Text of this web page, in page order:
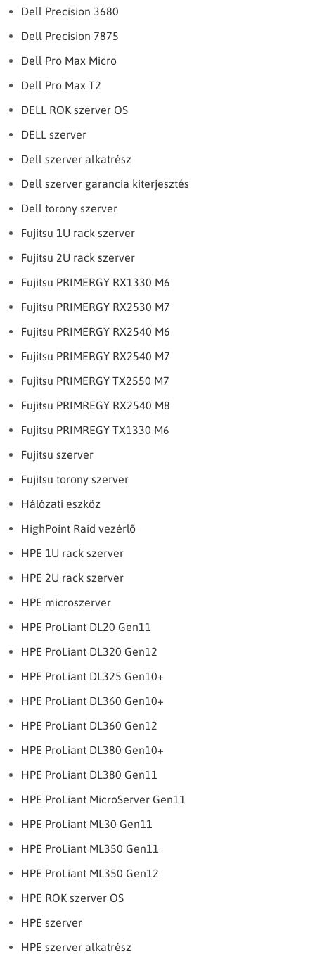
Dell Precision 3680
Dell Precision 7875
Dell Pro Max Micro
Dell Pro Max T2
DELL ROK szerver OS
DELL szerver
Dell szerver alkatrész
Dell szerver garancia kiterjesztés
Dell torony szerver
Fujitsu 1U rack szerver
Fujitsu 2U rack szerver
Fujitsu PRIMERGY RX1330 M6
Fujitsu PRIMERGY RX2530 M7
Fujitsu PRIMERGY RX2540 M6
Fujitsu PRIMERGY RX2540 M7
Fujitsu PRIMERGY TX2550 M7
Fujitsu PRIMREGY RX2540 M8
Fujitsu PRIMREGY TX1330 M6
Fujitsu szerver
Fujitsu torony szerver
Hálózati eszköz
HighPoint Raid vezérlő
HPE 1U rack szerver
HPE 2U rack szerver
HPE microszerver
HPE ProLiant DL20 Gen11
HPE ProLiant DL320 Gen12
HPE ProLiant DL325 Gen10+
HPE ProLiant DL360 Gen10+
HPE ProLiant DL360 Gen12
HPE ProLiant DL380 Gen10+
HPE ProLiant DL380 Gen11
HPE ProLiant MicroServer Gen11
HPE ProLiant ML30 Gen11
HPE ProLiant ML350 Gen11
HPE ProLiant ML350 Gen12
HPE ROK szerver OS
HPE szerver
HPE szerver alkatrész